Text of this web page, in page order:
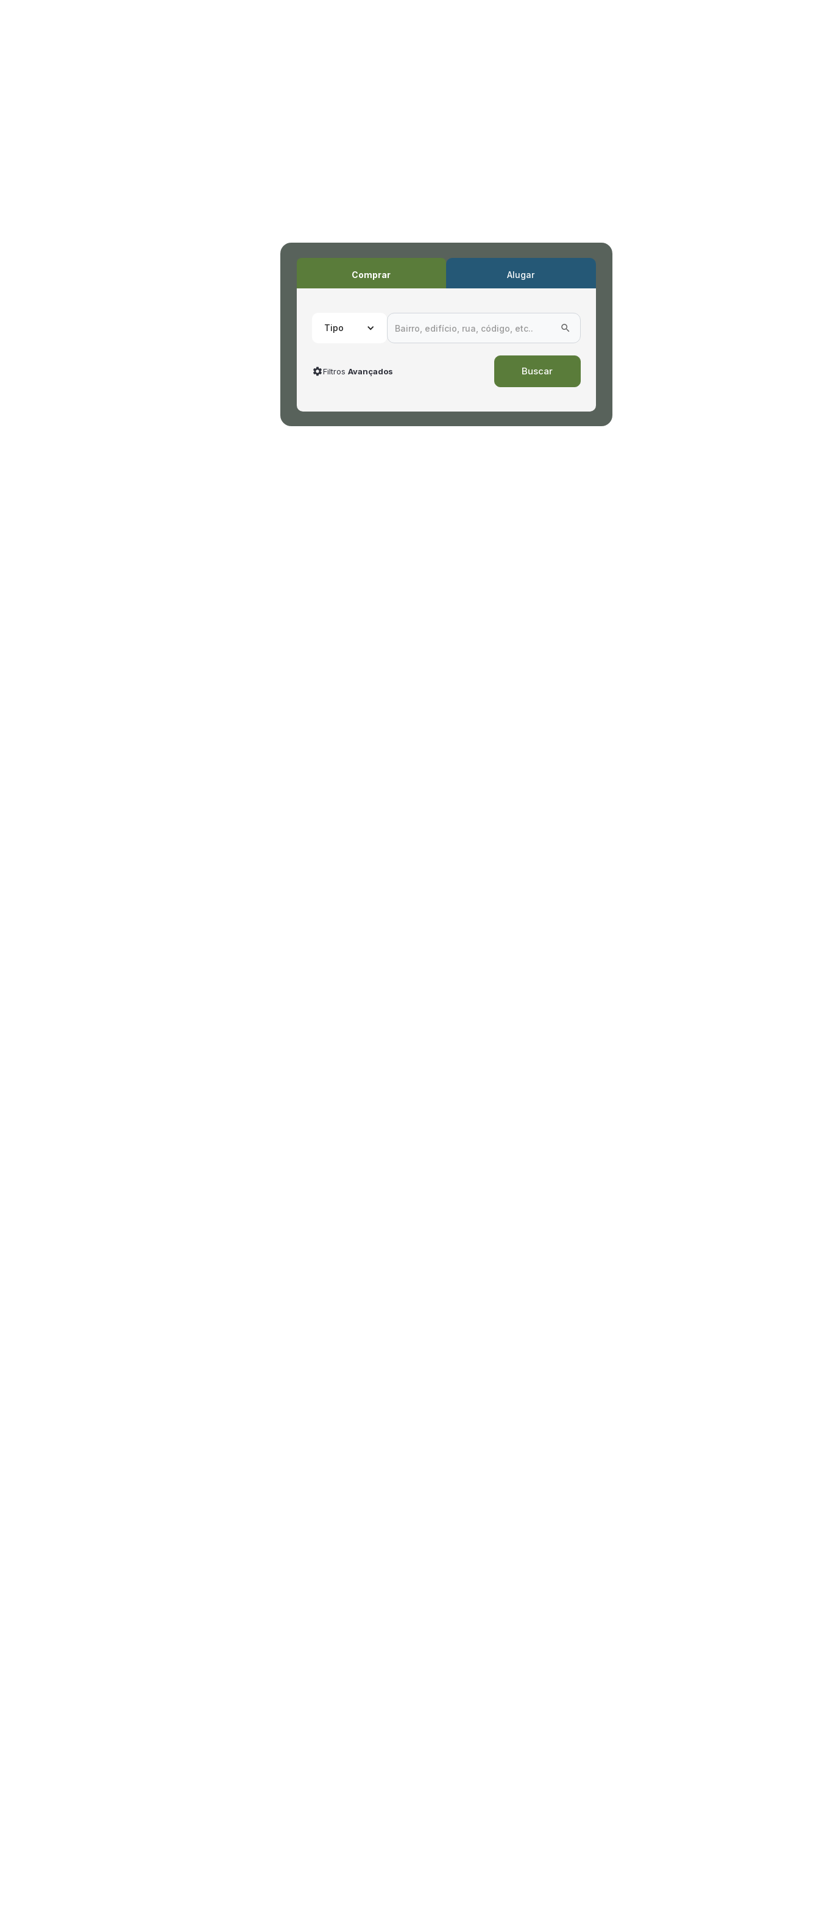
Comprar Alugar
Tipo
Filtros Avançados